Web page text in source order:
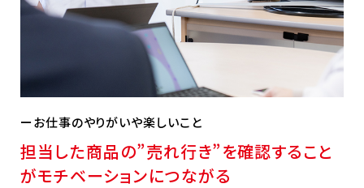
お仕事のやりがいや楽しいこと
担当した商品の”売れ行き”を確認すること
がモチベーションにつながる